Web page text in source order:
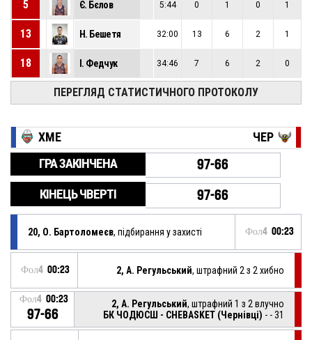
5 Є. Бєлов 5:44 0 1 0 1
13 Н. Бешетя 32:00 13 6 2 1
18 І. Федчук 34:46 7 6 2 0
ПЕРЕГЛЯД СТАТИСТИЧНОГО ПРОТОКОЛУ
ХМЕ ЧЕР
ГРА ЗАКІНЧЕНА 97-66
КІНЕЦЬ ЧВЕРТІ 97-66
20, О. Бартоломеєв, підбирання у захисті Фол4 00:23
Фол4 00:23 2, А. Регульський, штрафний 2 з 2 хибно
Фол4 00:23
97-66
2, А. Регульський, штрафний 1 з 2 влучно
БК ЧОДЮСШ - CHEBASKET (Чернівці) - - 31